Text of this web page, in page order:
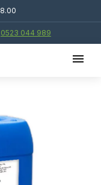
0523 044 989